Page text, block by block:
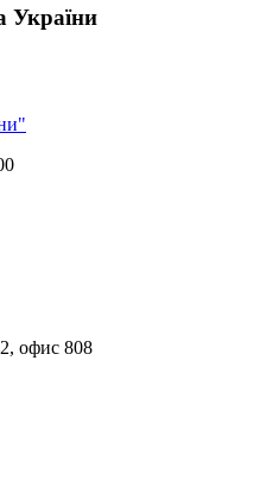
України
офис 808